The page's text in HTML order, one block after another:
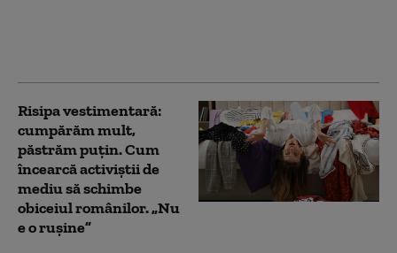
Risipa vestimentară:
cumpărăm mult,
păstrăm puțin. Cum
încearcă activiștii de
mediu să schimbe
obiceiul românilor. „Nu
e o rușine”